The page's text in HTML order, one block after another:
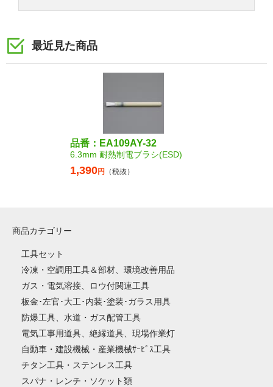
最近見た商品
品番：EA109AY-32
6.3mm 耐熱制電ブラシ(ESD)
1,390円 （税抜）
商品カテゴリー
工具セット
冷凍・空調用工具＆部材、環境改善用品
ガス・電気溶接、ロウ付関連工具
板金･左官･大工･内装･塗装･ガラス用具
防爆工具、水道・ガス配管工具
電気工事用道具、絶縁道具、現場作業灯
自動車・建設機械・産業機械ｻｰﾋﾞｽ工具
チタン工具・ステンレス工具
スパナ・レンチ・ソケット類